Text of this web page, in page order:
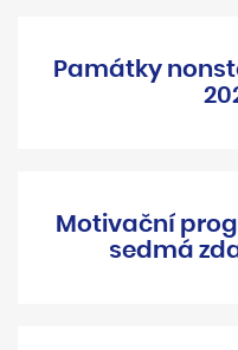
Památky
Motivační
sedmá